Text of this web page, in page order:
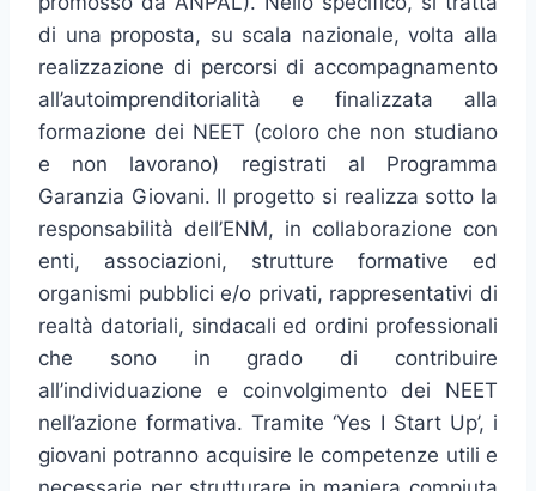
di una proposta, su scala nazionale, volta alla
realizzazione di percorsi di accompagnamento
all’autoimprenditorialità e finalizzata alla
formazione dei NEET (coloro che non studiano
e non lavorano) registrati al Programma
Garanzia Giovani. Il progetto si realizza sotto la
responsabilità dell’ENM, in collaborazione con
enti, associazioni, strutture formative ed
organismi pubblici e/o privati, rappresentativi di
realtà datoriali, sindacali ed ordini professionali
che sono in grado di contribuire
all’individuazione e coinvolgimento dei NEET
nell’azione formativa. Tramite ‘Yes I Start Up’, i
giovani potranno acquisire le competenze utili e